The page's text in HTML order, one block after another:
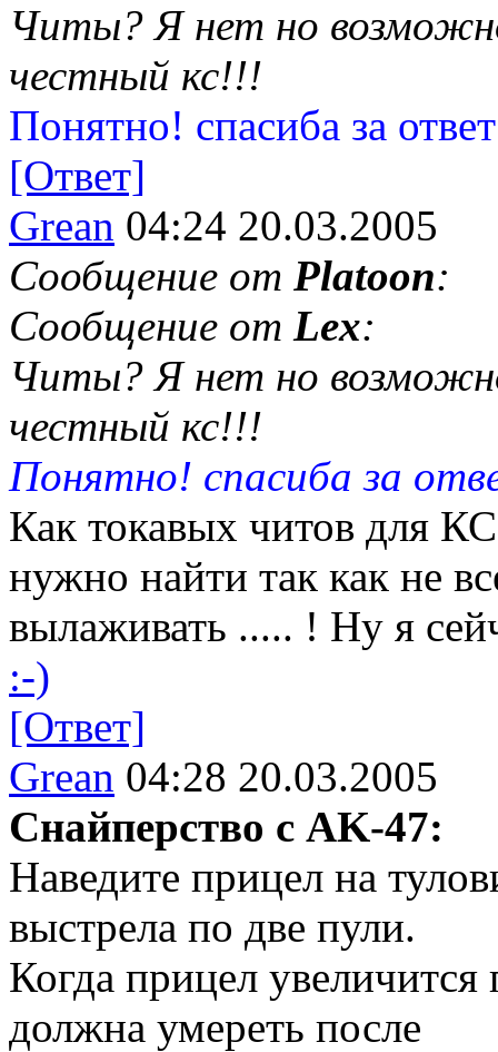
Читы? Я нет но
честный кс!!!
Понятно! спасиба за
[Ответ]
Grean 04:24 20.03.2005
Сообщение от Platoon:
Сообщение от Lex:
Читы? Я нет но
честный кс!!!
Понятно! спасиба за
Как токавых читов для
нужно найти так как не
вылаживать ..... ! Ну я
:-)
[Ответ]
Grean 04:28 20.03.2005
Снайперство с AK-47:
Наведите прицел на
выстрела по две пули.
Когда прицел увеличится
должна умереть после